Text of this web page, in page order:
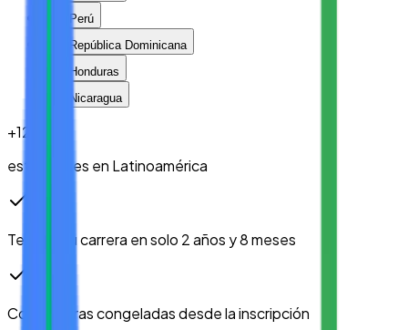
Perú
República Dominicana
Honduras
Nicaragua
+12
estudiantes en Latinoamérica
Termina tu carrera en solo 2 años y 8 meses
Colegiaturas congeladasdesde la inscripción